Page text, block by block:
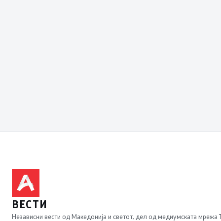
ВЕСТИ
Независни вести од Македонија и светот, дел од медиумската